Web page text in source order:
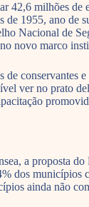
milhões de
1955, ano de
Nacional de
novo marco
de
ver no prato
a proposta
dos
ainda não